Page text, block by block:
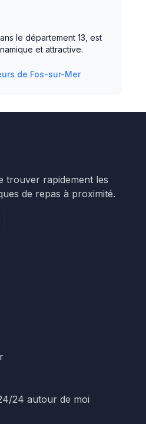
le département 13, est
et attractive.
de Fos-sur-Mer
trouver rapidement les
de repas à proximité.
24 autour de moi